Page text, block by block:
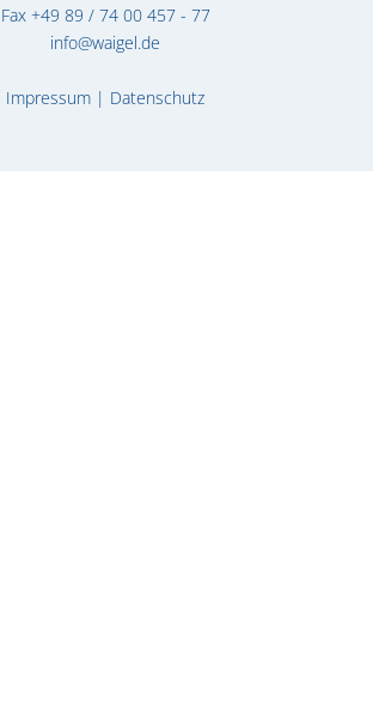
Fax +49 89 / 74 00 457 - 77
info@waigel.de
Impressum | Datenschutz